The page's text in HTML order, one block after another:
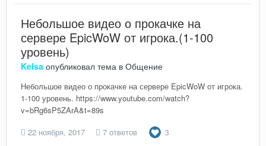
Небольшое видео о прокачке на
сервере EpicWoW от игрока.(1-100
уровень)
Kelsa опубликовал тема в Общение
Небольшое видео о прокачке на сервере EpicWoW от игрока.
1-100 уровень. https://www.youtube.com/watch?
v=bRg6sP5ZArA&t=89s
22 ноября, 2017
7 ответов 3